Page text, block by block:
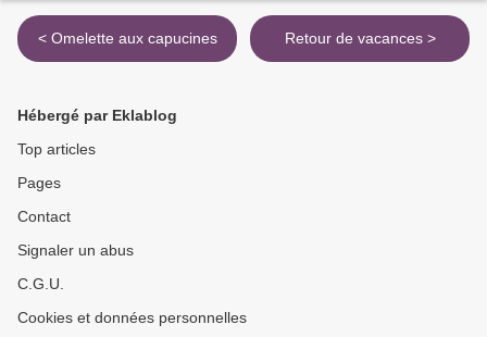
< Omelette aux capucines Retour de vacances >
Hébergé par Eklablog
Top articles
Pages
Contact
Signaler un abus
C.G.U.
Cookies et données personnelles